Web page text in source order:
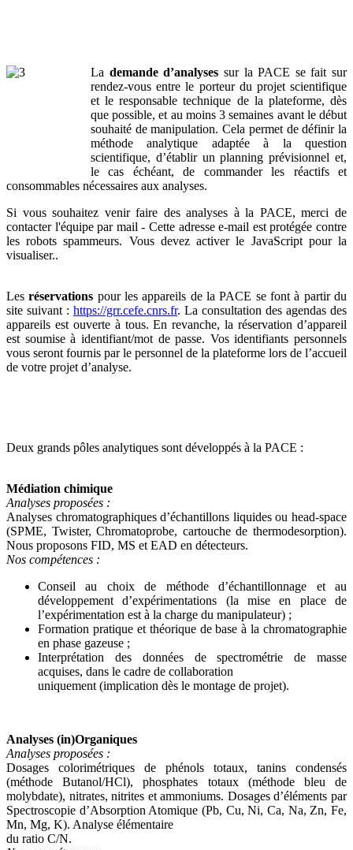
La demande d’analyses sur la PACE se fait sur
rendez-vous entre le porteur du projet scientifique
et le responsable technique de la plateforme, dès
que possible, et au moins 3 semaines avant le début
souhaité de manipulation. Cela permet de définir la
méthode analytique adaptée à la question
scientifique, d’établir un planning prévisionnel et,
le cas échéant, de commander les réactifs et
consommables nécessaires aux analyses.
Si vous souhaitez venir faire des analyses à la PACE, merci de
contacter l'équipe par mail - Cette adresse e-mail est protégée contre
les robots spammeurs. Vous devez activer le JavaScript pour la
visualiser..
Lesréservations pour les appareils de la PACE se font à partir du
site suivant : https://grr.cefe.cnrs.fr. La consultation des agendas des
appareils est ouverte à tous. En revanche, la réservation d’appareil
est soumise à identifiant/mot de passe. Vos identifiants personnels
vous seront fournis par le personnel de la plateforme lors de l’accueil
de votre projet d’analyse.
Deux grands pôles analytiques sont développés à la PACE :
Médiation chimique
Analyses proposées :
Analyses chromatographiques d’échantillons liquides ou head-space
(SPME, Twister, Chromatoprobe, cartouche de thermodesorption).
Nous proposons FID, MS et EAD en détecteurs.
Nos compétences :
Conseil au choix de méthode d’échantillonnage et au
développement d’expérimentations (la mise en place de
l’expérimentation est à la charge du manipulateur) ;
Formation pratique et théorique de base à la chromatographie
en phase gazeuse ;
Interprétation des données de spectrométrie de masse
acquises, dans le cadre de collaboration
uniquement (implication dès le montage de projet).
Analyses (in)Organiques
Analyses proposées :
Dosages colorimétriques de phénols totaux, tanins condensés
(méthode Butanol/HCl), phosphates totaux (méthode bleu de
molybdate), nitrates, nitrites et ammoniums. Dosages d’éléments par
Spectroscopie d’Absorption Atomique (Pb, Cu, Ni, Ca, Na, Zn, Fe,
Mn, Mg, K). Analyse élémentaire
du ratio C/N.